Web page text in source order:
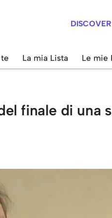
DISCOVER
La mia Lista Le mie
finale di una